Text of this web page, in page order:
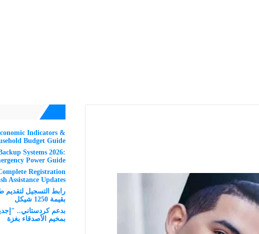
Indicators &
Budget Guide
Systems 2026:
Power Guide
Registration
Assistance Updates
رابط التسجيل لتقديم
بقيمة 1250 شيكل
بدعم كردستاني..
بمخيم الأصدقاء بغزة